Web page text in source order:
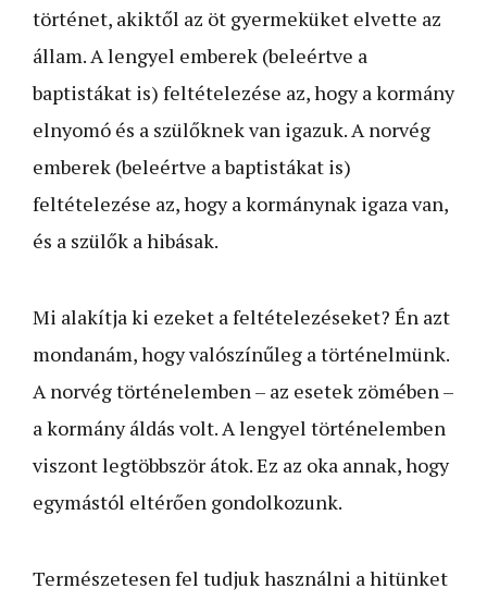
történet, akiktől az öt gyermeküket elvette az
állam. A lengyel emberek (beleértve a
baptistákat is) feltételezése az, hogy a kormány
elnyomó és a szülőknek van igazuk. A norvég
emberek (beleértve a baptistákat is)
feltételezése az, hogy a kormánynak igaza van,
és a szülők a hibásak.
Mi alakítja ki ezeket a feltételezéseket? Én azt
mondanám, hogy valószínűleg a történelmünk.
A norvég történelemben – az esetek zömében –
a kormány áldás volt. A lengyel történelemben
viszont legtöbbször átok. Ez az oka annak, hogy
egymástól eltérően gondolkozunk.
Természetesen fel tudjuk használni a hitünket